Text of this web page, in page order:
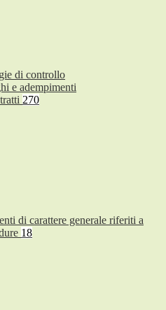
di controllo
e adempimenti
270
di carattere generale riferiti a
18